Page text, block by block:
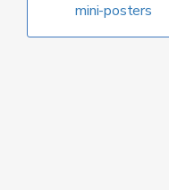
mini-posters